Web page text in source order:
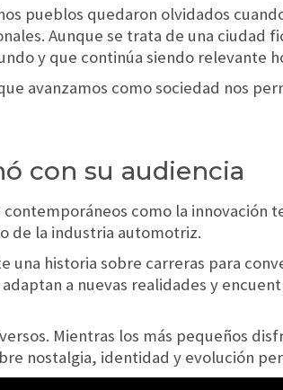
pueblos quedaron olvidados
Aunque se trata de una ciudad
y que continúa siendo relevante
avanzamos como sociedad nos
con su audiencia
como la innovación
de la industria automotriz.
una historia sobre carreras para
a nuevas realidades y
Mientras los más pequeños
nostalgia, identidad y evolución